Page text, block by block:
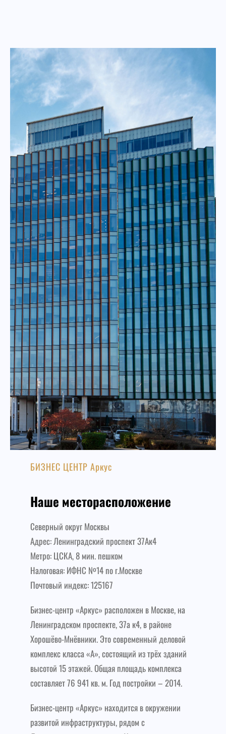
БИЗНЕС ЦЕНТР Аркус
Наше месторасположение
Северный округ Москвы
Адрес: Ленинградский проспект 37Ак4
Метро: ЦСКА, 8 мин. пешком
Налоговая: ИФНС №14 по г.Москве
Почтовый индекс: 125167
Бизнес-центр «Аркус» расположен в Москве, на
Ленинградском проспекте, 37а к4, в районе
Хорошёво-Мнёвники. Это современный деловой
комплекс класса «А», состоящий из трёх зданий
высотой 15 этажей. Общая площадь комплекса
составляет 76 941 кв. м. Год постройки – 2014.
Бизнес-центр «Аркус» находится в окружении
развитой инфраструктуры, рядом с